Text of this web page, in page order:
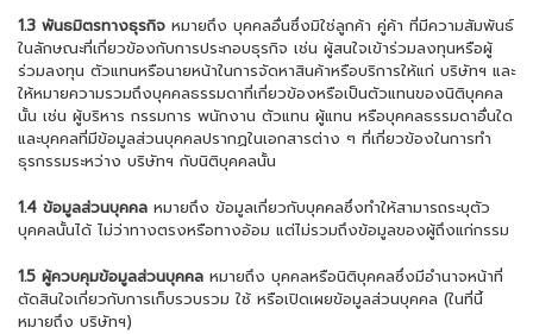
1.3 พันธมิตรทางธุรกิจ หมายถึง บุคคลอื่นซึ่งมิใช่ลูกค้า คู่ค้า ที่มีความสัมพันธ์
ในลักษณะที่เกี่ยวข้องกับการประกอบธุรกิจ เช่น ผู้สนใจเข้าร่วมลงทุนหรือผู้
ร่วมลงทุน ตัวแทนหรือนายหน้าในการจัดหาสินค้าหรือบริการให้แก่ บริษัทฯ และ
ให้หมายความรวมถึงบุคคลธรรมดาที่เกี่ยวข้องหรือเป็นตัวแทนของนิติบุคคล
นั้น เช่น ผู้บริหาร กรรมการ พนักงาน ตัวแทน ผู้แทน หรือบุคคลธรรมดาอื่นใด
และบุคคลที่มีข้อมูลส่วนบุคคลปรากฏในเอกสารต่าง ๆ ที่เกี่ยวข้องในการทำ
ธุรกรรมระหว่าง บริษัทฯ กับนิติบุคคลนั้น
1.4 ข้อมูลส่วนบุคคล หมายถึง ข้อมูลเกี่ยวกับบุคคลซึ่งทำให้สามารถระบุตัว
บุคคลนั้นได้ ไม่ว่าทางตรงหรือทางอ้อม แต่ไม่รวมถึงข้อมูลของผู้ถึงแก่กรรม
1.5 ผู้ควบคุมข้อมูลส่วนบุคคล หมายถึง บุคคลหรือนิติบุคคลซึ่งมีอำนาจหน้าที่
ตัดสินใจเกี่ยวกับการเก็บรวบรวม ใช้ หรือเปิดเผยข้อมูลส่วนบุคคล (ในที่นี้
หมายถึง บริษัทฯ)